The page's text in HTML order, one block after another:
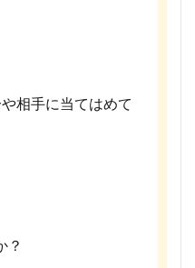
相手に当てはめて
？